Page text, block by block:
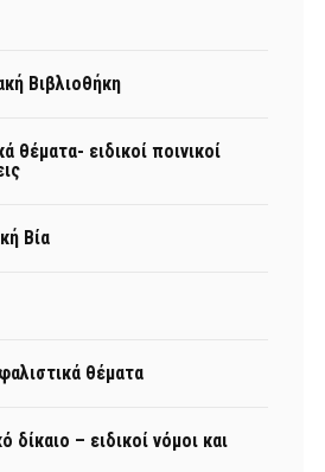
Βιβλιοθήκη
θέματα- ειδικοί ποινικοί
Βία
θέματα
δίκαιο – ειδικοί νόμοι και